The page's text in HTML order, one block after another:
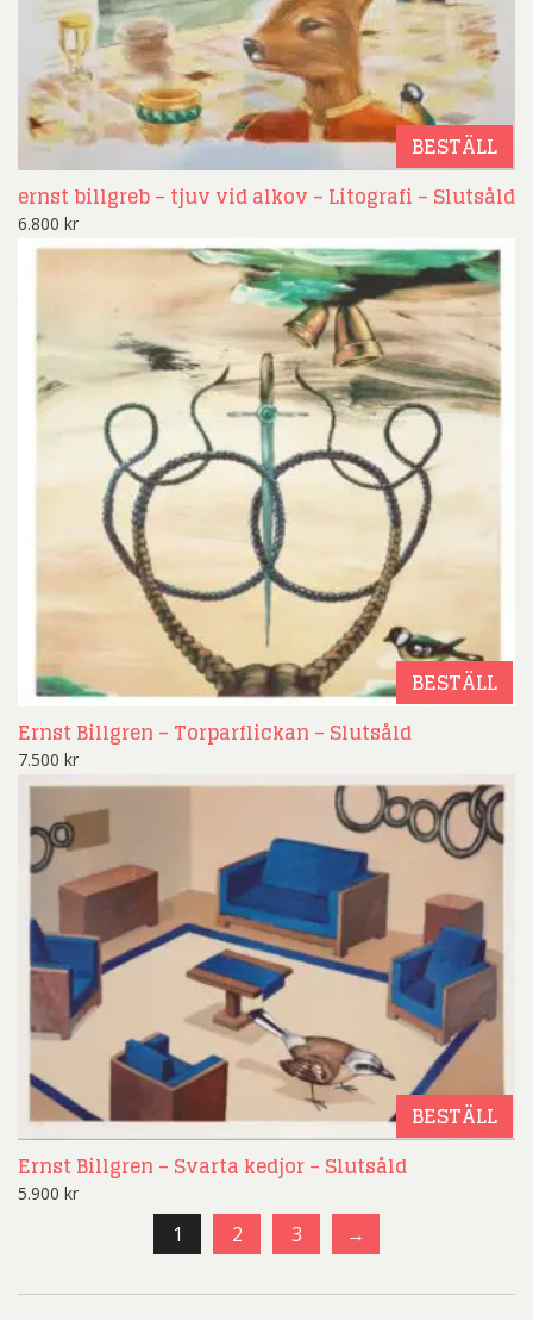
BESTÄLL
ernst billgreb – tjuv vid alkov – Litografi – Slutsåld
6.800 kr
BESTÄLL
Ernst Billgren – Torparflickan – Slutsåld
7.500 kr
BESTÄLL
Ernst Billgren – Svarta kedjor – Slutsåld
5.900 kr
1 2 3 →